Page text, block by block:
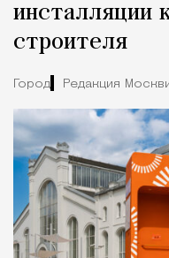
инсталляции
строителя
Город Редакция